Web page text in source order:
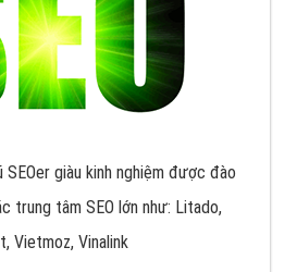
giàu kinh nghiệm được đào
trung tâm SEO lớn như: Litado,
Vietmoz, Vinalink